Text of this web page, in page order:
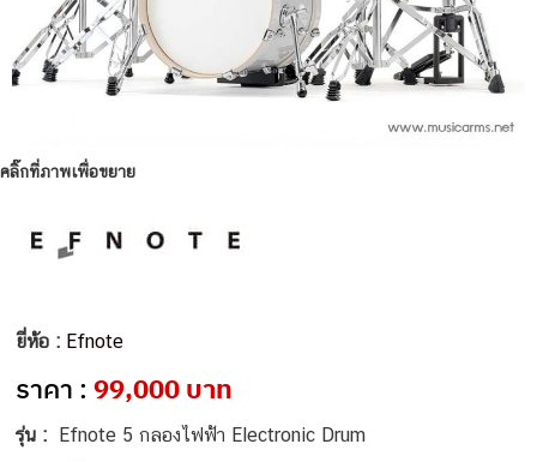
คลิ๊กที่ภาพเพื่อขยาย
ยี่ห้อ : Efnote
ราคา :99,000 บาท
รุ่น : Efnote 5 กลองไฟฟ้า Electronic Drum